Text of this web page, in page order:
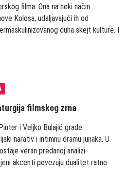
filma. Ona na neki način
Kolosa, udaljavajući ih od
duha skejt kulture. I
filmskog zrna
i Veljko Bulajić grade
narativ i intimnu dramu junaka. U
veran predanoj analizi
akcenti povezuju dualitet ratne